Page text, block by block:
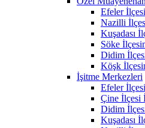
Efeler
Nazilli
Kuşadası
Söke
Didim
Köşk
İşitme Merkezleri
Efeler
Çine İlçesi
Didim
Kuşadası